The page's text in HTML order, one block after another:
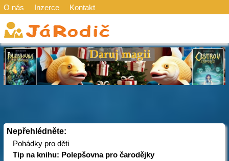
O nás Inzerce Kontakt
Nepřehlédněte:
Pohádky pro děti
Tip na knihu: Polepšovna pro čarodějky